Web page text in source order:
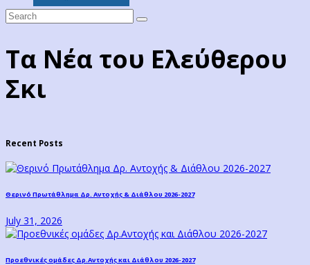
Τα Νέα του Ελεύθερου
Σκι
Recent Posts
Θερινό Πρωτάθλημα Δρ. Αντοχής & Διάθλου 2026-2027
July 31, 2026
Προεθνικές ομάδες Δρ.Αντοχής και Διάθλου 2026-2027